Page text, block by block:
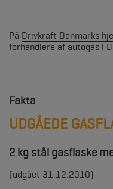
På Drivkraft Danmarks
forhandlere af autogas i
Fakta
UDGÅEDE
2 kg stål gasflaske
(udgået 31.12.2010)